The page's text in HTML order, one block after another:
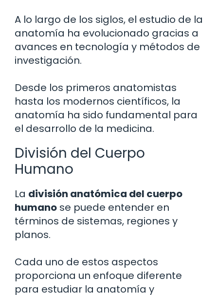
A lo largo de los siglos, el estudio de la
anatomía ha evolucionado gracias a
avances en tecnología y métodos de
investigación.
Desde los primeros anatomistas
hasta los modernos científicos, la
anatomía ha sido fundamental para
el desarrollo de la medicina.
División del Cuerpo
Humano
La división anatómica del cuerpo
humano se puede entender en
términos de sistemas, regiones y
planos.
Cada uno de estos aspectos
proporciona un enfoque diferente
para estudiar la anatomía y